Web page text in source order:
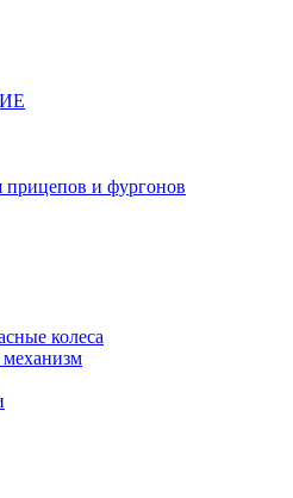
прицепов и фургонов
колеса